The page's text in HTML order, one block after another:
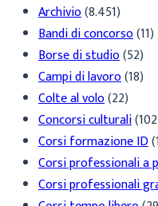
Archivio(8.451)
Bandi di concorso(11)
Borse di studio(52)
Campi di lavoro(18)
Colte al volo(22)
Concorsi culturali
Corsi formazione ID
Corsi professionali a
Corsi professionali